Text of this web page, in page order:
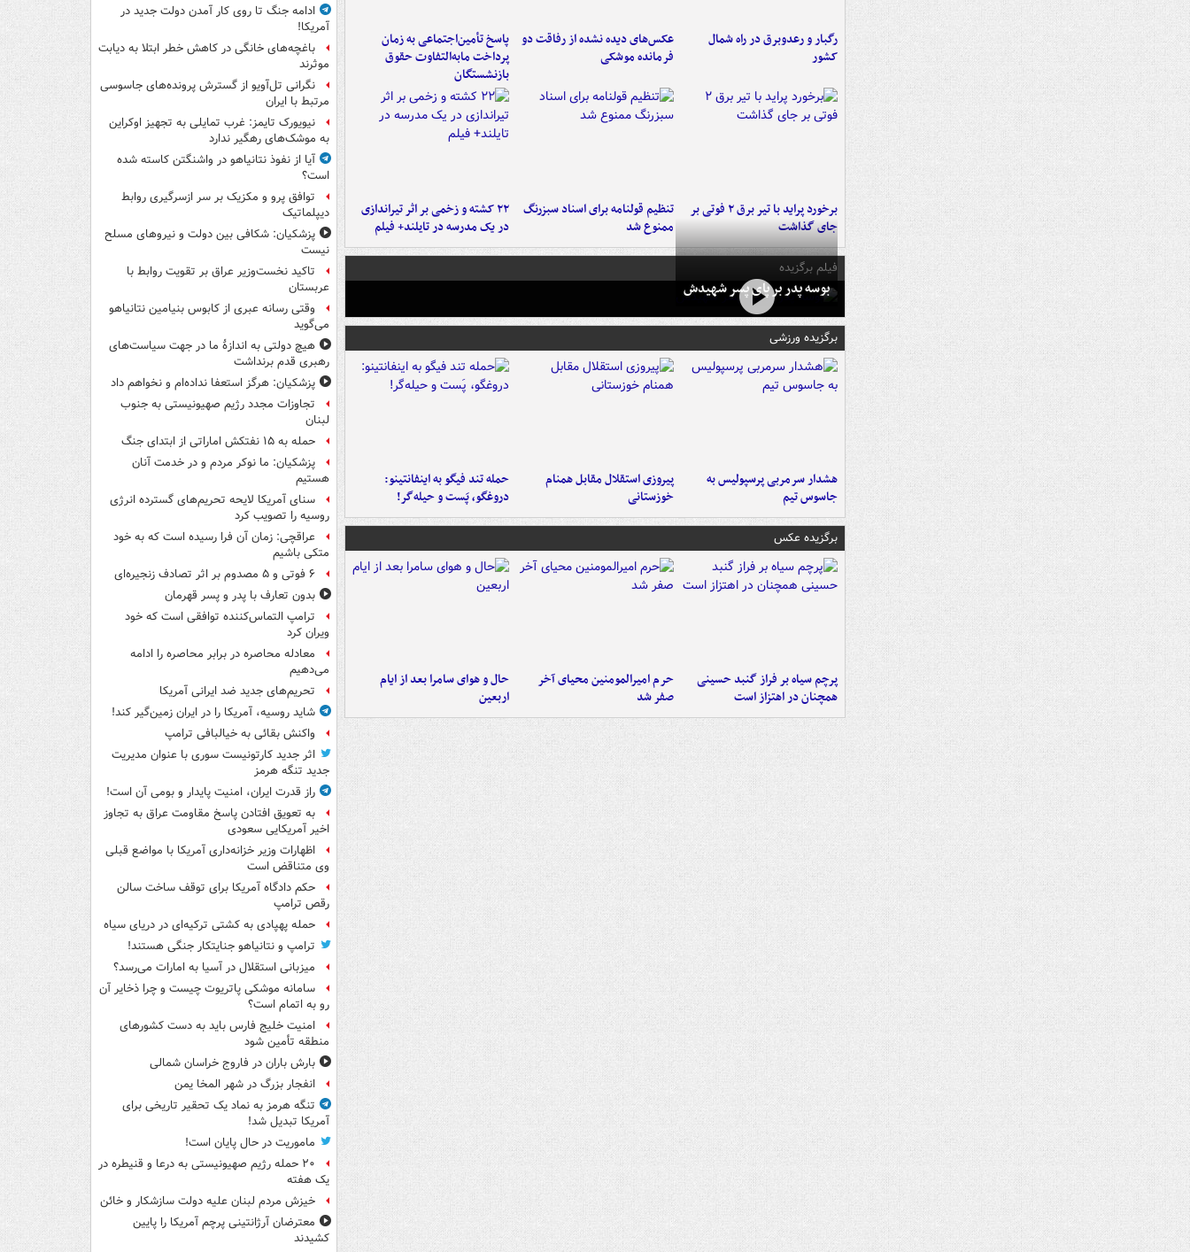
رگبار و رعدوبرق در راه شمال
کشور
عکس‌های دیده نشده از رفاقت دو
فرمانده‌ موشکی
پاسخ تأمین‌اجتماعی به زمان
پرداخت مابه‌التفاوت حقوق
بازنشستگان
برخورد پراید با تیر برق ۲ فوتی بر
جای گذاشت
تنظیم قولنامه برای اسناد سبزرنگ
ممنوع شد
۲۲ کشته و زخمی بر اثر تیراندازی
در یک مدرسه در تایلند+ فیلم
فیلم برگزیده
بوسه‌ پدر بر پای پسر شهیدش
برگزیده ورزشی
هشدار سرمربی پرسپولیس به
جاسوس تیم
پیروزی استقلال مقابل همنام
خوزستانی
حمله تند فیگو به اینفانتینو:
دروغگو، پَست‌ و حیله‌گر!
برگزیده عکس
پرچم سیاه بر فراز گنبد حسینی
همچنان در اهتزاز است
حرم امیرالمومنین محیای آخر
صفر شد
حال و هوای سامرا بعد از ایام
اربعین
ادامه جنگ تا روی کار آمدن دولت جدید در
آمریکا!
باغچه‌های خانگی در کاهش خطر ابتلا به دیابت
موثرند
نگرانی تل‌آویو از گسترش پرونده‌های جاسوسی
مرتبط با ایران
نیویورک تایمز: غرب تمایلی به تجهیز اوکراین
به موشک‌های رهگیر ندارد
آیا از نفوذ نتانیاهو در واشنگتن کاسته شده
است؟
توافق پرو و مکزیک بر سر ازسرگیری روابط
دیپلماتیک
پزشکیان: شکافی بین دولت و نیروهای مسلح
نیست
تاکید نخست‌وزیر عراق بر تقویت روابط با
عربستان
وقتی رسانه عبری از کابوس بنیامین نتانیاهو
می‌گوید
هیچ دولتی به اندازۀ ما در جهت سیاست‌های
رهبری قدم برنداشت
پزشکیان: هرگز استعفا نداده‌ام و نخواهم داد
تجاوزات مجدد رژیم صهیونیستی به جنوب
لبنان
حمله به ۱۵ نفتکش‌ اماراتی از ابتدای جنگ
پزشکیان: ما نوکر مردم و در خدمت آنان
هستیم
سنای آمریکا لایحه تحریم‌های گسترده انرژی
روسیه را تصویب کرد
عراقچی: زمان آن فرا رسیده است که به خود
متکی باشیم
۶ فوتی و ۵ مصدوم بر اثر تصادف زنجیره‌ای
بدون تعارف با پدر و پسر قهرمان
ترامپ التماس‌کننده توافقی است که خود
ویران کرد
معادله محاصره در برابر محاصره را ادامه
می‌دهیم
تحریم‌های جدید ضد ایرانی آمریکا
شاید روسیه، آمریکا را در ایران زمین‌گیر کند!
واکنش بقائی به خیالبافی ترامپ
اثر جدید کارتونیست سوری با عنوان مدیریت
جدید تنگه هرمز
راز قدرت ایران، امنیت پایدار و بومی آن است!
به تعویق افتادن پاسخ مقاومت عراق به تجاوز
اخیر آمریکایی سعودی
اظهارات وزیر خزانه‌داری آمریکا با مواضع قبلی
وی متناقض است
حکم دادگاه آمریکا برای توقف ساخت سالن
رقص ترامپ
حمله پهپادی به کشتی ترکیه‌ای در دریای سیاه
ترامپ و نتانیاهو جنایتکار جنگی هستند!
میزبانی استقلال در آسیا به امارات می‌رسد؟
سامانه موشکی پاتریوت چیست و چرا ذخایر آن
رو به اتمام است؟
امنیت خلیج فارس باید به دست کشورهای
منطقه تأمین شود
بارش باران در فاروج خراسان شمالی
انفجار بزرگ در شهر المخا یمن
تنگه هرمز به نماد یک تحقیر تاریخی برای
آمریکا تبدیل شد!
ماموریت در حال پایان است!
۲۰ حمله رژیم صهیونیستی به درعا و قنیطره در
یک هفته
خیزش مردم لبنان علیه دولت سازشکار و خائن
معترضان آرژانتینی پرچم آمریکا را پایین
کشیدند